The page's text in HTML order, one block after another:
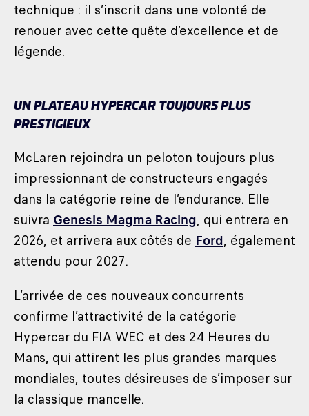
technique : il s’inscrit dans une volonté de
renouer avec cette quête d’excellence et de
légende.
UN PLATEAU HYPERCAR TOUJOURS PLUS
PRESTIGIEUX
McLaren rejoindra un peloton toujours plus
impressionnant de constructeurs engagés
dans la catégorie reine de l’endurance. Elle
suivra Genesis Magma Racing, qui entrera en
2026, et arrivera aux côtés de Ford, également
attendu pour 2027.
L’arrivée de ces nouveaux concurrents
confirme l’attractivité de la catégorie
Hypercar du FIA WEC et des 24 Heures du
Mans, qui attirent les plus grandes marques
mondiales, toutes désireuses de s’imposer sur
la classique mancelle.